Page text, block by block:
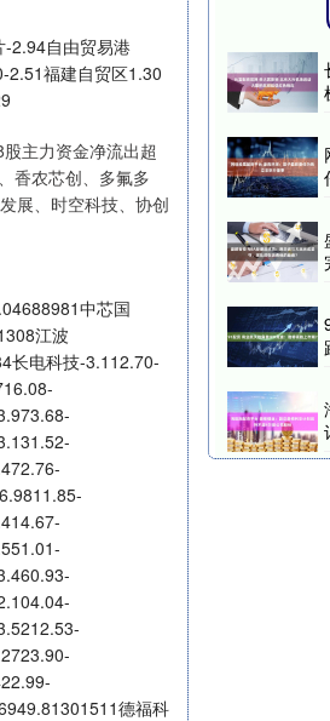
-2.94自由贸易港
2.51福建自贸区1.30
主力资金净流出超
香农芯创、多氟多
展、时空科技、协创
中芯国
江波
长电科技-3.112.70-
德福科